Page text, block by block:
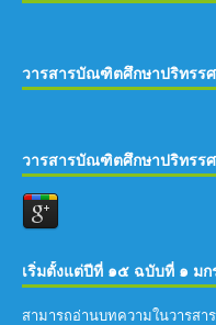
วารสารบัณฑิตศึกษาปริทรร
วารสารบัณฑิตศึกษาปริทรร
เริ่มตั้งแต่ปีที่ ๑๕ ฉบับที่ ๑ ม
สามารถอ่านบทความในวารสา